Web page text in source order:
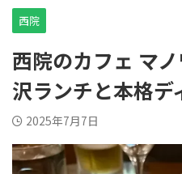
西院
西院のカフェ マ
沢ランチと本格デ
2025年7月7日